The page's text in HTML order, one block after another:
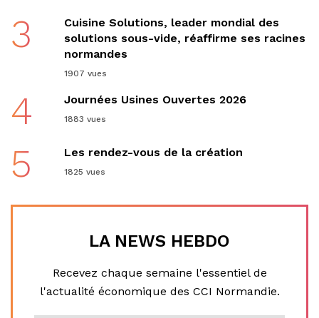
3
Cuisine Solutions, leader mondial des
solutions sous-vide, réaffirme ses racines
normandes
1907 vues
4 Journées Usines Ouvertes 2026
1883 vues
5 Les rendez-vous de la création
1825 vues
LA NEWS HEBDO
Recevez chaque semaine l'essentiel de
l'actualité économique des CCI Normandie.